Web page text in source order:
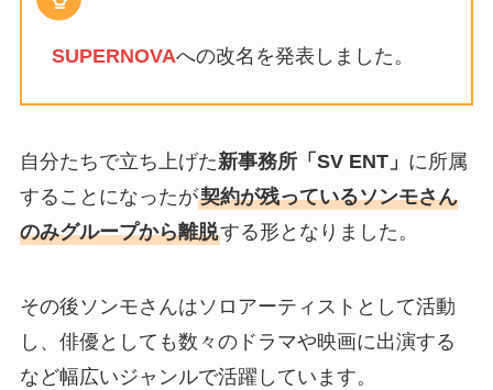
SUPERNOVAへの改名を発表しました。
自分たちで立ち上げた新事務所「SV ENT」 に所属
することになったが契約が残っているソンモさん
のみグループから離脱する形となりました。
その後ソンモさんはソロアーティストとして活動
し、俳優としても数々のドラマや映画に出演する
など幅広いジャンルで活躍しています。